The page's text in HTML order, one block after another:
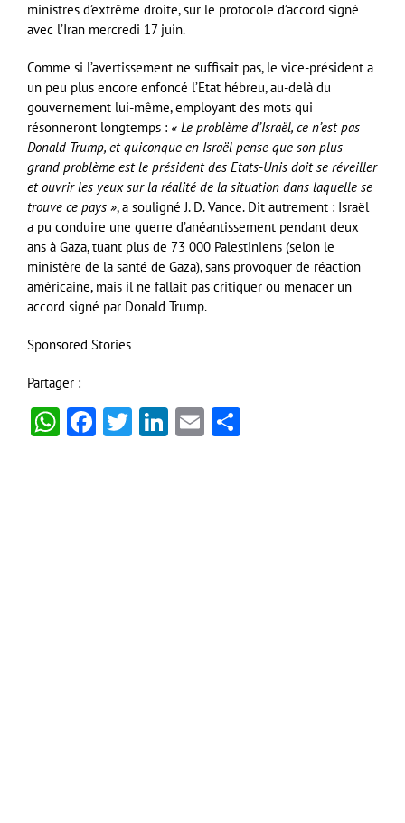
ministres d’extrême droite, sur le protocole d’accord signé
avec l’Iran mercredi 17 juin.
Comme si l’avertissement ne suffisait pas, le vice-président a
un peu plus encore enfoncé l’Etat hébreu, au-delà du
gouvernement lui-même, employant des mots qui
résonneront longtemps : « Le problème d’Israël, ce n’est pas
Donald Trump, et quiconque en Israël pense que son plus
grand problème est le président des Etats-Unis doit se réveiller
et ouvrir les yeux sur la réalité de la situation dans laquelle se
trouve ce pays », a souligné J. D. Vance. Dit autrement : Israël
a pu conduire une guerre d’anéantissement pendant deux
ans à Gaza, tuant plus de 73 000 Palestiniens (selon le
ministère de la santé de Gaza), sans provoquer de réaction
américaine, mais il ne fallait pas critiquer ou menacer un
accord signé par Donald Trump.
Sponsored Stories
Partager :
WhatsApp
Facebook
Twitter
LinkedIn
Email